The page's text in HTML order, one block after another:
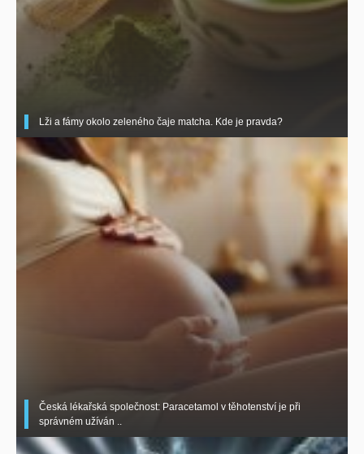
Lži a fámy okolo zeleného čaje matcha. Kde je pravda?
Česká lékařská společnost: Paracetamol v těhotenství je při
správném užíván ..